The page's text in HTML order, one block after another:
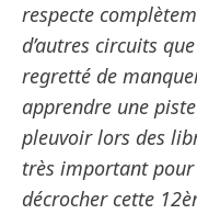
respecte
d’autres circuits
regretté de
apprendre une
pleuvoir lors des
très important
décrocher cette